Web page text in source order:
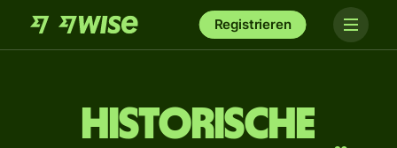
Registrieren
Historische